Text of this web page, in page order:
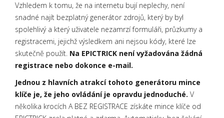
Vzhledem k tomu, že na internetu bují neplechy, není
snadné najít bezplatný generátor zdrojů, který by byl
spolehlivý a který uživatele nezamrzí formuláři, průzkumy a
registracemi, jejichž výsledkem ani nejsou kódy, které lze
skutečně použít. Na EPICTRICK není vyžadována žádná
registrace nebo dokonce e-mail.
Jednou z hlavních atrakcí tohoto generátoru mince
klíče je, že jeho ovládání je opravdu jednoduché. V
několika krocích A BEZ REGISTRACE získáte mince klíče od